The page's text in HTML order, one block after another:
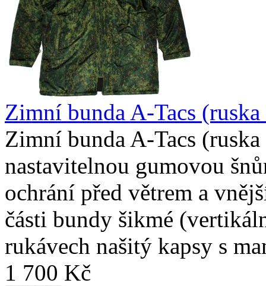
Zimní bunda A-Tacs
Zimní bunda A-Tacs
nastavitelnou gumovou
ochrání před větrem a
části bundy šikmé
rukávech našitý kapsy s
1 700 Kč